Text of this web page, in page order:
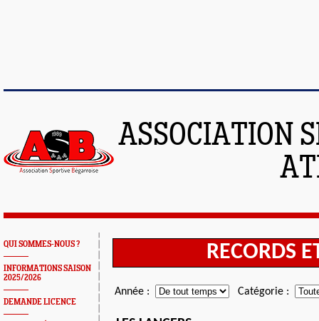
ASSOCIATION
QUI SOMMES-NOUS ?
INFORMATIONS SAISON
2025/2026
DEMANDE LICENCE